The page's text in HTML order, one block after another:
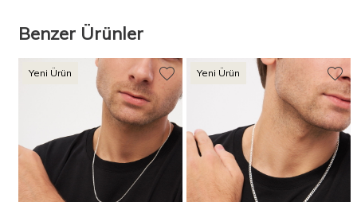
Benzer Ürünler
Yeni Ürün Yeni Ürün